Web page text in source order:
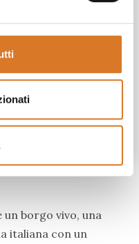
1/
borgo vivo, una
italiana con un